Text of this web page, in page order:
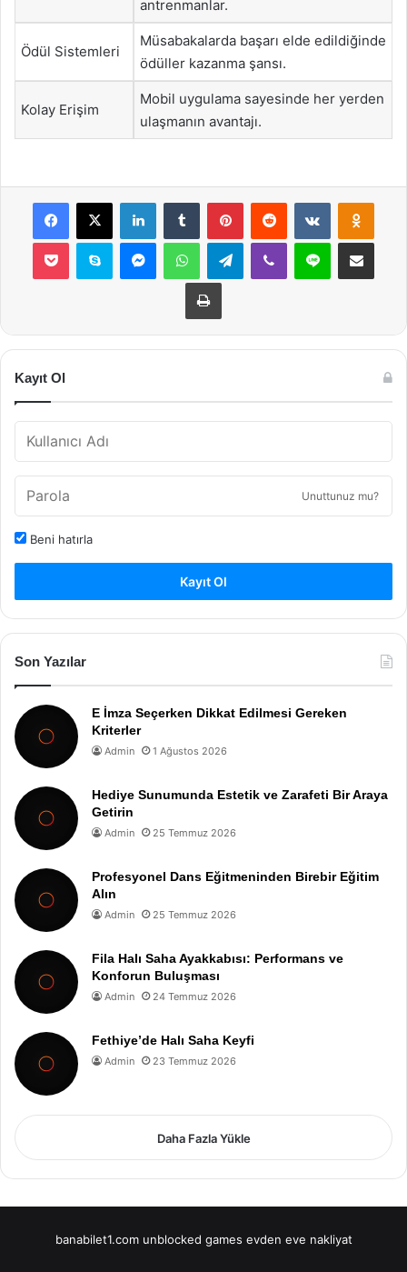
antrenmanlar.
Ödül Sistemleri
Müsabakalarda başarı elde edildiğinde
ödüller kazanma şansı.
Kolay Erişim
Mobil uygulama sayesinde her yerden
ulaşmanın avantajı.
Facebook
X LinkedInTumblr PinterestReddit VKontakte
Pocket Skype MessengerWhatsAppTelegramViber Line E-Posta ile
Yazdır
Kayıt Ol
Unuttunuz mu?
Beni hatırla
Kayıt Ol
Son Yazılar
E İmza Seçerken Dikkat Edilmesi Gereken
Kriterler
Admin 1 Ağustos 2026
Hediye Sunumunda Estetik ve Zarafeti Bir Araya
Getirin
Admin 25 Temmuz 2026
Profesyonel Dans Eğitmeninden Birebir Eğitim
Alın
Admin 25 Temmuz 2026
Fila Halı Saha Ayakkabısı: Performans ve
Konforun Buluşması
Admin 24 Temmuz 2026
Fethiye’de Halı Saha Keyfi
Admin 23 Temmuz 2026
Daha Fazla Yükle
banabilet1.com unblocked games evden eve nakliyat